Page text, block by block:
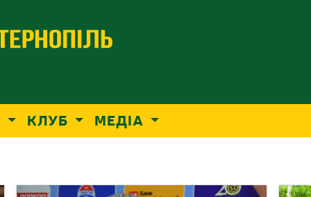
КЛУБ МЕДІА